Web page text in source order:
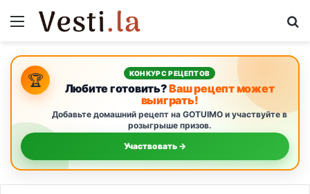
Menu
🏆 КОНКУРС РЕЦЕПТОВ
Любите готовить?Ваш рецепт может
выиграть!
Добавьте домашний рецепт на GOTUIMO и участвуйте в
розыгрыше призов.
Участвовать →